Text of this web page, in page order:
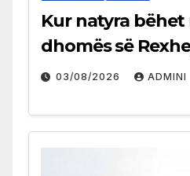
Kur natyra bëhet
dhomës së
03/08/2026 ADMINI